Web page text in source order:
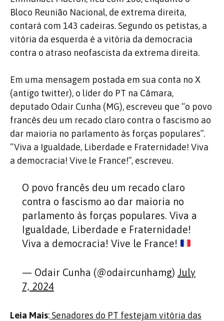
Bloco Reunião Nacional, de extrema direita,
contará com 143 cadeiras. Segundo os petistas, a
vitória da esquerda é a vitória da democracia
contra o atraso neofascista da extrema direita.
Em uma mensagem postada em sua conta no X
(antigo twitter), o líder do PT na Câmara,
deputado Odair Cunha (MG), escreveu que “o povo
francês deu um recado claro contra o fascismo ao
dar maioria no parlamento às forças populares”.
“Viva a Igualdade, Liberdade e Fraternidade! Viva
a democracia! Vive le France!”, escreveu.
O povo francês deu um recado claro
contra o fascismo ao dar maioria no
parlamento às forças populares. Viva a
Igualdade, Liberdade e Fraternidade!
Viva a democracia! Vive le France!
— Odair Cunha (@odaircunhamg) July
7, 2024
Leia Mais: Senadores do PT festejam vitória das